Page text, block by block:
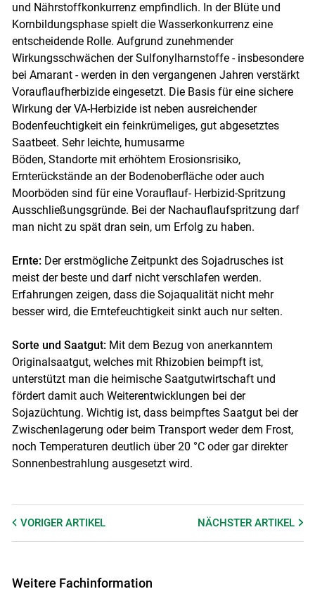
und Nährstoffkonkurrenz empfindlich. In der Blüte und
Kornbildungsphase spielt die Wasserkonkurrenz eine
entscheidende Rolle. Aufgrund zunehmender
Wirkungsschwächen der Sulfonylharnstoffe - insbesondere
bei Amarant - werden in den vergangenen Jahren verstärkt
Vorauflaufherbizide eingesetzt. Die Basis für eine sichere
Wirkung der VA-Herbizide ist neben ausreichender
Bodenfeuchtigkeit ein feinkrümeliges, gut abgesetztes
Saatbeet. Sehr leichte, humusarme
Böden, Standorte mit erhöhtem Erosionsrisiko,
Ernterückstände an der Bodenoberfläche oder auch
Moorböden sind für eine Vorauflauf- Herbizid-Spritzung
Ausschließungsgründe. Bei der Nachauflaufspritzung darf
man nicht zu spät dran sein, um Erfolg zu haben.
Ernte:Der erstmögliche Zeitpunkt des Sojadrusches ist
meist der beste und darf nicht verschlafen werden.
Erfahrungen zeigen, dass die Sojaqualität nicht mehr
besser wird, die Erntefeuchtigkeit sinkt auch nur selten.
Sorte und Saatgut: Mit dem Bezug von anerkanntem
Originalsaatgut, welches mit Rhizobien beimpft ist,
unterstützt man die heimische Saatgutwirtschaft und
fördert damit auch Weiterentwicklungen bei der
Sojazüchtung. Wichtig ist, dass beimpftes Saatgut bei der
Zwischenlagerung oder beim Transport weder dem Frost,
noch Temperaturen deutlich über 20 °C oder gar direkter
Sonnenbestrahlung ausgesetzt wird.
VORIGER ARTIKEL NÄCHSTERARTIKEL
Weitere Fachinformation